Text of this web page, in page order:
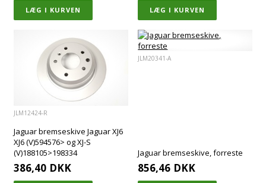
JLM12424-R
Jaguar bremseskive Jaguar XJ6
XJ6 (V)594576> og XJ-S
(V)188105>198334
386,40 DKK
JLM20341-A
Jaguar bremseskive, forreste
856,46 DKK